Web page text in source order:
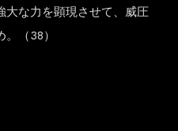
大な力を顕現させて、威圧
（38）